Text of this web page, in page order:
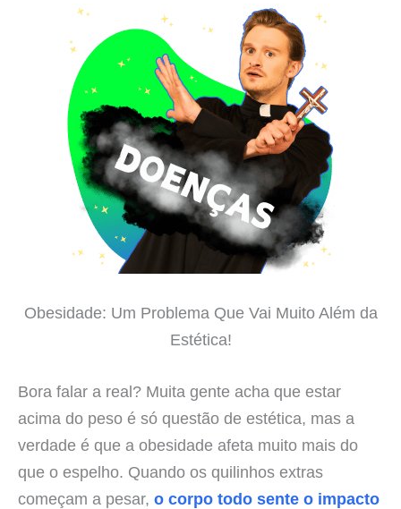
Obesidade: Um Problema Que Vai Muito Além da
Estética!
Bora falar a real? Muita gente acha que estar
acima do peso é só questão de estética, mas a
verdade é que a obesidade afeta muito mais do
que o espelho. Quando os quilinhos extras
começam a pesar, o corpo todo sente o impacto